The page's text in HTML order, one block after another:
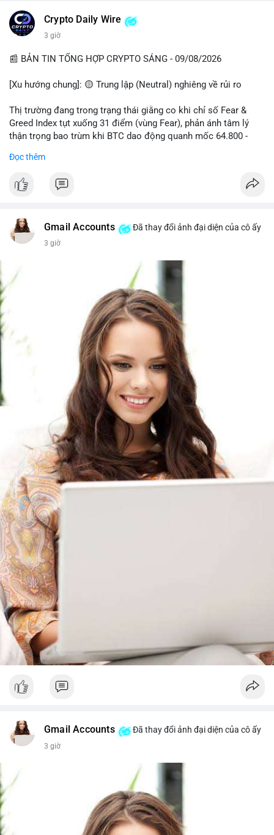
#binancesquare
$btc $eth $sol $xrp
#vlikevn #titanbot
📰 Nguồn: Decrypt
Crypto Daily Wire
3 giờ
📰 BẢN TIN TỔNG HỢP CRYPTO SÁNG - 09/08/2026
[Xu hướng chung]: 🟡 Trung lập (Neutral) nghiêng về rủi ro
Thị trường đang trong trạng thái giằng co khi chỉ số Fear &
Greed Index tụt xuống 31 điểm (vùng Fear), phản ánh tâm lý
thận trọng bao trùm khi BTC dao động quanh mốc 64.800 -
giao dịch BTC lớn được ghi nhận trong 24h qua, tổng trị giá
chức lớn đang tái cơ cấu danh mục. Tuy nhiên, funding rate
BTC chỉ ở mức 0,0043% với tổng thanh lý 24h đạt 6,16 triệu
- DeFi & Công nghệ: Tổng TVL DeFi đạt 143,06 tỷ USD, gần như
đứng yên (tăng 0,14%). Ethereum dẫn đầu với 41,85 tỷ USD
nhưng tốc độ tăng trưởng chậm lại. Trong khi đó, tổng vốn hóa
Stablecoin đạt 306,95 tỷ USD, cho thấy nhà đầu tư đang giữ
tiền mặt chờ đợi. BTCPay Foundation xác nhận các node
Lightning bị rút tiền và đã chặn truy cập từ xa để ngăn rủi ro.
- Quy định & Pháp lý: Brazil công bố quy định mới có hiệu lực
từ 1/1/2027, yêu cầu tạm dừng 24h đối với các giao dịch
crypto trên 10.000 USD chuyển sang nhà cung cấp nước ngoài
hoặc ví tự quản. Fork BIP-110 của Bitcoin khai thác thành công
2 block rồi dừng do thiếu hashpower, khoảng cách giữa các
block kéo dài nhiều giờ.
Lời khuyên từ chuyên gia: Thị trường đang trong giai đoạn tích
lũy với tâm lý sợ hãi chiếm ưu thế. Nhà đầu tư nên tránh
FOMO, tập trung quản trị rủi ro và chờ đợi tín hiệu rõ ràng hơn
từ dòng vốn ETF (tuần tốt nhất kể từ tháng 4 với 1 tỷ USD)
trước khi gia tăng vị thế.
Xem chi tiết các bài viết đầy đủ tại dòng thời gian của Vlike.vn!
#whalealertbtc
#brazilcryptoregulation
Đọc thêm
Gmail Accounts Đã thay đổi ảnh đại diện của cô ấy
3 giờ
Gmail Accounts Đã thay đổi ảnh đại diện của cô ấy
3 giờ